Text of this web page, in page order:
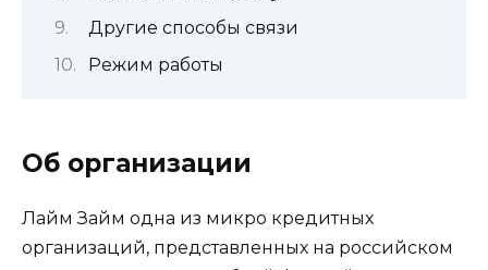
Другие способы связи
Режим работы
Об организации
Лайм Займ одна из микро кредитных
организаций, представленных на российском